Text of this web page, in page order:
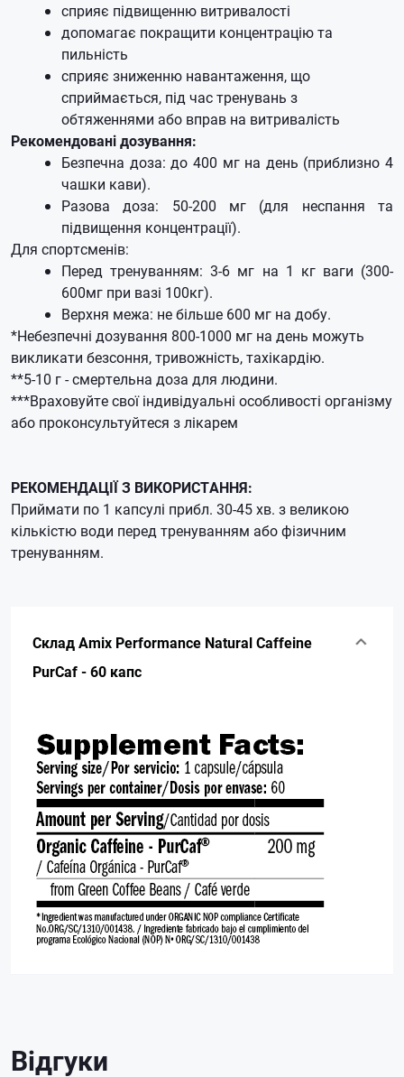
сприяє підвищенню витривалості
допомагає покращити концентрацію та
пильність
сприяє зниженню навантаження, що
сприймається, під час тренувань з
обтяженнями або вправ на витривалість
Рекомендовані дозування:
Безпечна доза: до 400 мг на день (приблизно 4
чашки кави).
Разова доза: 50-200 мг (для неспання та
підвищення концентрації).
Для спортсменів:
Перед тренуванням: 3-6 мг на 1 кг ваги (300-
600мг при вазі 100кг).
Верхня межа: не більше 600 мг на добу.
*Небезпечні дозування 800-1000 мг на день можуть
викликати безсоння, тривожність, тахікардію.
**5-10 г - смертельна доза для людини.
***Враховуйте свої індивідуальні особливості організму
або проконсультуйтеся з лікарем
РЕКОМЕНДАЦІЇ З ВИКОРИСТАННЯ:
Приймати по 1 капсулі прибл. 30-45 хв. з великою
кількістю води перед тренуванням або фізичним
тренуванням.
Склад Amix Performance Natural Caffeine
PurCaf - 60 капс
Відгуки